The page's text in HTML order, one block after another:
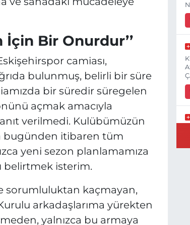
İçin Bir Onurdur’’
camiası,
bulunmuş, belirli bir süre
bir süredir süregelen
açmak amacıyla
verilmedi. Kulübümüzün
bugünden itibaren tüm
yeni sezon planlamamıza
belirtmek isterim.
sorumluluktan kaçmayan,
arkadaşlarıma yürekten
yalnızca bu armaya